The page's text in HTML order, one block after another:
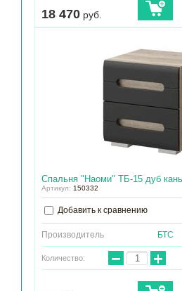
18 470 руб.
Спальня "Наоми" ТБ-15 дуб
Артикул: 150332
Добавить к сравнению
Производитель БТС
Количество: − +